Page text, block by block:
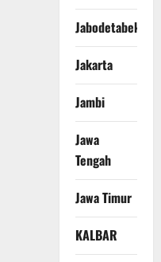
Jabodetabek
Jakarta
Jambi
Jawa
Tengah
Jawa Timur
KALBAR